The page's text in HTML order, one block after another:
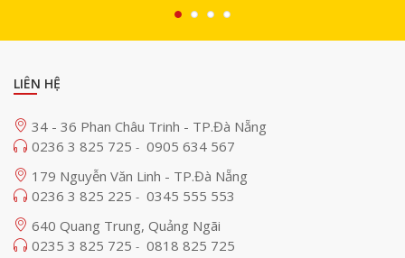
LIÊN HỆ
34 - 36 Phan Châu Trinh - TP.Đà Nẵng
0236 3 825 725 - 0905 634 567
179 Nguyễn Văn Linh - TP.Đà Nẵng
0236 3 825 225 - 0345 555 553
640 Quang Trung, Quảng Ngãi
0235 3 825 725 - 0818 825 725